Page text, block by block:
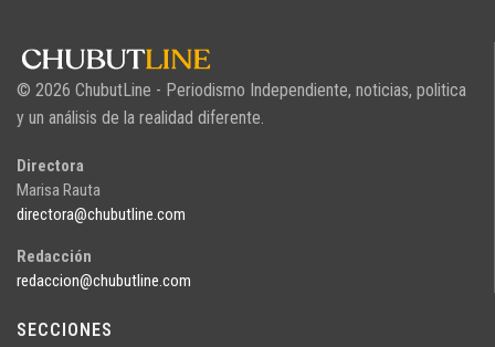
© 2026 ChubutLine - Periodismo Independiente, noticias, politica
y un análisis de la realidad diferente.
Directora
Marisa Rauta
directora@chubutline.com
Redacción
redaccion@chubutline.com
SECCIONES